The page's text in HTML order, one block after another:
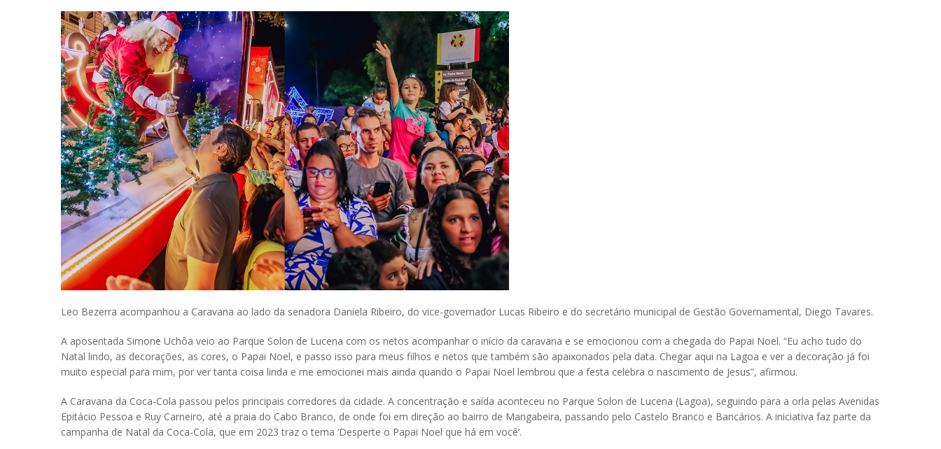
Leo Bezerra acompanhou a Caravana ao lado da senadora Daniela Ribeiro, do vice-governador Lucas Ribeiro e do secretário municipal de Gestão Governamental, Diego Tavares.
A aposentada Simone Uchôa veio ao Parque Solon de Lucena com os netos acompanhar o início da caravana e se emocionou com a chegada do Papai Noel. “Eu acho tudo do
Natal lindo, as decorações, as cores, o Papai Noel, e passo isso para meus filhos e netos que também são apaixonados pela data. Chegar aqui na Lagoa e ver a decoração já foi
muito especial para mim, por ver tanta coisa linda e me emocionei mais ainda quando o Papai Noel lembrou que a festa celebra o nascimento de Jesus”, afirmou.
A Caravana da Coca-Cola passou pelos principais corredores da cidade. A concentração e saída aconteceu no Parque Solon de Lucena (Lagoa), seguindo para a orla pelas Avenidas
Epitácio Pessoa e Ruy Carneiro, até a praia do Cabo Branco, de onde foi em direção ao bairro de Mangabeira, passando pelo Castelo Branco e Bancários. A iniciativa faz parte da
campanha de Natal da Coca-Cola, que em 2023 traz o tema ‘Desperte o Papai Noel que há em você’.